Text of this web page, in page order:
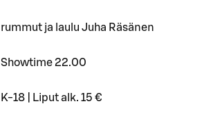
rummut ja laulu Juha Räsänen
Showtime 22.00
K-18 | Liput alk. 15 €